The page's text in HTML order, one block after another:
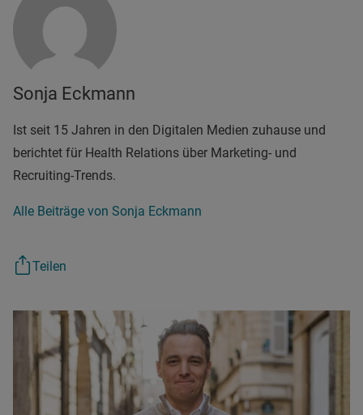
Sonja Eckmann
Ist seit 15 Jahren in den Digitalen Medien zuhause und
berichtet für Health Relations über Marketing- und
Recruiting-Trends.
Alle Beiträge von Sonja Eckmann
Teilen